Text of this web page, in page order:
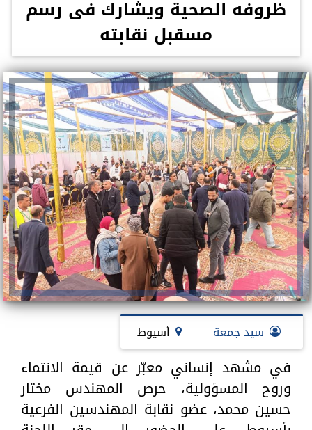
ظروفه الصحية ويشارك فى رسم
مسقبل نقابته
سيد جمعة أسيوط
في مشهد إنساني معبّر عن قيمة الانتماء
وروح المسؤولية، حرص المهندس مختار
حسين محمد، عضو نقابة المهندسين الفرعية